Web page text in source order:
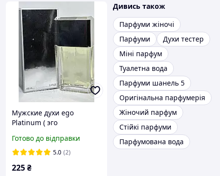
Мужские духи ego
Platinum ( эго
Готово до відправки
5.0 (2)
225₴
Дивись також
Парфуми жіночі
Парфуми
Духи тестер
Міні парфум
Туалетна вода
Парфуми шанель 5
Оригінальна парфумерія
Жіночий парфум
Стійкі парфуми
Парфумована вода